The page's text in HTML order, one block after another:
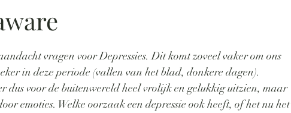
vragen voor Depressies. Dit komt zoveel vaker om ons
in deze periode (vallen van het blad, donkere dagen).
dus voor de buitenwereld heel vrolijk en gelukkig uitzien, maar
emoties. Welke oorzaak een depressie ook heeft, of het nu het